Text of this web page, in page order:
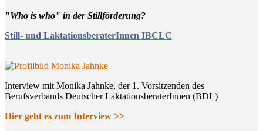
"Who is who" in der Stillförderung?
Still- und LaktationsberaterInnen IBCLC
Interview mit Monika Jahnke, der 1. Vorsitzenden des
Berufsverbands Deutscher LaktationsberaterInnen (BDL)
Hier geht es zum Interview >>